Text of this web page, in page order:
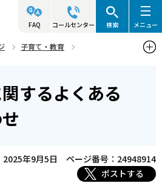
FAQ コールセンター 検索 メニュー
子育て・教育
い合わせ
するよくある
2025年9月5日
ページ番号：24948914
ポストする